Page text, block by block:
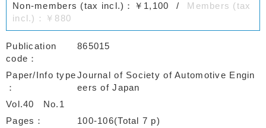
Non-members (tax incl.)：￥1,100
Members (tax
incl.)：￥880
Publication
code
865015
Paper/Info typeJournal of Society of Automotive Engin
eers of Japan
Vol.40
No.1
Pages
100-106(Total 7 p)